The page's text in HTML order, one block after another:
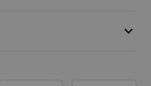
keyboard_arrow_down